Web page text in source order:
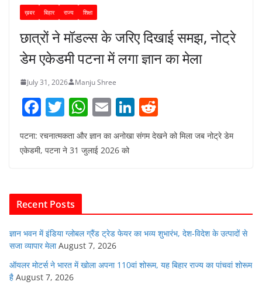
ख़बर बिहार राज्य शिक्षा
छात्रों ने मॉडल्स के जरिए दिखाई समझ, नोट्रे
डेम एकेडमी पटना में लगा ज्ञान का मेला
July 31, 2026 Manju Shree
F
c
o
o
k
T
itt
W
at
p
E
m
ai
Li
n
k
e
d
पटना: रचनात्मकता और ज्ञान का अनोखा संगम देखने को मिला जब नोट्रे डेम
एकेडमी, पटना ने 31 जुलाई 2026 को
Recent Posts
ज्ञान भवन में इंडिया ग्लोबल ग्रैंड ट्रेड फेयर का भव्य शुभारंभ, देश-विदेश के उत्पादों से
सजा व्यापार मेला August 7, 2026
ऑयलर मोटर्स ने भारत में खोला अपना 110वां शोरूम, यह बिहार राज्य का पांचवां शोरूम
है August 7, 2026